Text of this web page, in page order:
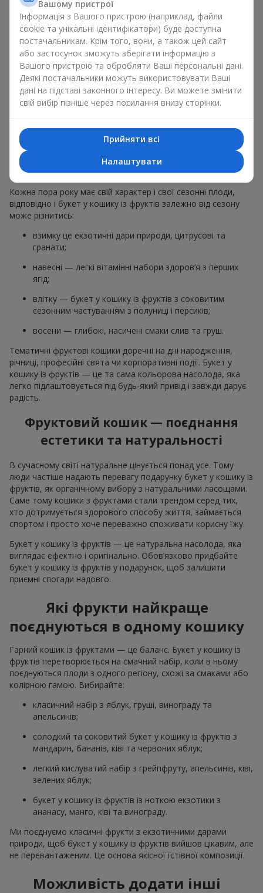
звичайний букет у кошику із фруктів на гастрономічний
подарунок. Ми у компаніїFlowers.uaзавжди дотримуємося
побажань клієнта, створюючи декор. При формуванні
композиції букет у кошику із фруктів використовуються
натуральні матеріали, продумана упаковка смаку, і звісно
відповідні до події декоративні елементи.
За бажанням клієнта кошик фруктів може бути оформлений
у прозорій плівці або стильній коробці — завжди зі
святковою подачею, яка виглядає охайно й
Тематичні фруктові
композиції для свят та сезонів
Кожна пора року має свій характер і свої сезонні плоди,
відповідно і букет у кошику із фруктів залежно від сезону
може різнитись:
взимку це екзотичні дари природи, цитрусові та
гранати;
навесні — легкі вітамінні набори здоров’я з перших
ягід;
влітку — букет у кошику із фруктів з соковитим
сезонним частуванням з полуниці і персиків;
восени — глибокі, насичені смаки слив та груш.
Тематичні фруктові кошики доречні на дні народження,
річниці, професійні свята чи корпоративні події. Букет у
кошику із фруктів — це та сама кольорова насолода, яка
легко підлаштовується під будь-який привід і завжди дарує
радість.
Фруктовий кошик — поєднання
естетики та натуральності
В сучасному світі натуральне цінується понад усе. Тому
люди частіше надають перевагу подарунку букет у кошику із
фруктів, як органічному вибору з натуральними ласощами.
Саме тому кошики з фруктами стали трендом серед тих,
хто дотримується здорового способу життя, займається
спортом і просто хоче переважно споживати корисну їжу.
Букет у кошику із фруктів — це натуральна насолода, яка
виглядає ефектно і оригінально. Обов’язково придбайте
букет у кошику із фруктів у подарунок, щоб залишити
приємні спогади надовго.
Які фрукти найкраще
поєднуються в одному кошику
Гарний кошик із фруктами — це баланс. Букет у кошику із
фруктів перетворюється на смачний набір, коли в ньому
поєднуються плоди з одного регіону, схожі за смаками або
колірною гамою. Вибирайте:
класичний набір з яблук, груші, винограду та
апельсинів;
солодкий та соковитий букет у кошику із фруктів з
мандарин, бананів, ківі та червоних яблук;
легкий кислуватий набір з грейпфруту, апельсинів, ківі,
зелених яблук;
букет у кошику із фруктів із ноткою екзотики з
ананасу, манго, ківі та винограду.
Ми поєднуємо класичні фрукти з екзотичними дарами
природи, щоб букет у кошику із фруктів вийшов цікавим, але
не перевантаженим. Це основа якісної їстівної композиції.
Можливість додати інші
Вашому пристрої
Інформація з Вашого пристрою (наприклад, файли
cookie та унікальні ідентифікатори) буде доступна
постачальникам. Крім того, вони, а також цей сайт
або застосунок зможуть зберігати інформацію з
Вашого пристрою та обробляти Ваші персональні дані.
Деякі постачальники можуть використовувати Ваші
дані на підставі законного інтересу. Ви можете змінити
свій вибір пізніше через посилання внизу сторінки.
Прийняти всі
Налаштувати